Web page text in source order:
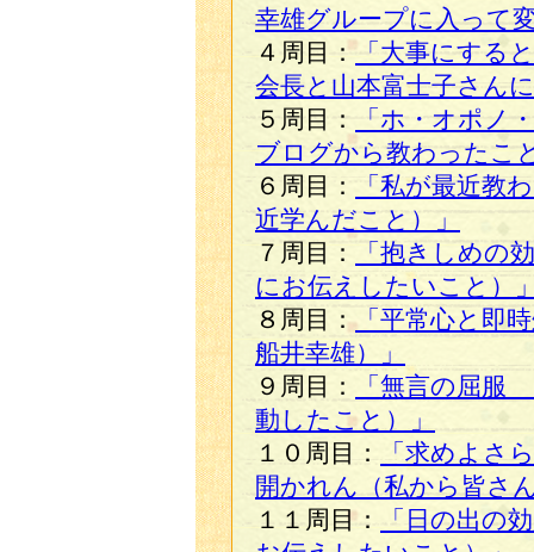
幸雄グループに入って
４周目：「大事にする
会長と山本富士子さん
５周目：
「ホ・オポノ
ブログから教わったこ
６周目：
「私が最近教
近学んだこと）」
７周目：
「抱きしめの
にお伝えしたいこと）
８周目：「平常心と即
船井幸雄）」
９周目：
「無言の屈服
動したこと）」
１０周目：
「求めよさ
開かれん（私から皆さ
１１周目：
「日の出の